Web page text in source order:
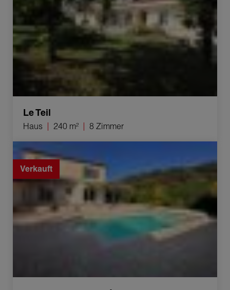
Le Teil
Haus 240 m² 8 Zimmer
Verkauf Haus Saint-Paul-Trois-Châteaux 4 Zimmer
106.23 m²
Verkauft